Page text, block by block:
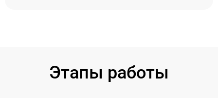
Этапы работы